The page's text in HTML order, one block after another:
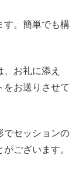
す。簡単でも構
お礼に添え
をお送りさせて
でセッションの
ございます。